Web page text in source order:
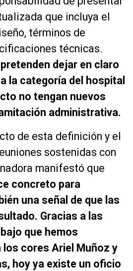
que incluya el
términos de
técnicas.
dejar en claro
la categoría del hospital
no tengan nuevos
administrativa.
de esta definición y el
sostenidas con
manifestó que
concreto para
una señal de que las
Gracias a las
que hemos
los cores Ariel Muñoz y
hoy ya existe un oficio